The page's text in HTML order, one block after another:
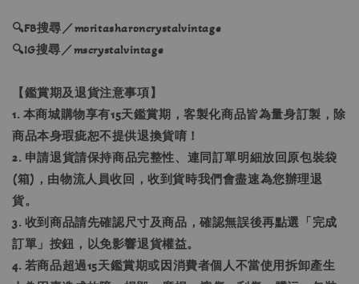
🔍FB搜尋／moritasharoncrystalvintage
🔍IG搜尋／mscrystalvintage
【鑑賞期及退貨注意事項】
1. 本商城購物享有15天鑑賞期，客製化商品皆為量身訂製，除
商品本身瑕疵恕不提供退換貨唷！
2. 申請退貨請保持商品完整性、連同訂單明細放回原包裝袋
(箱)，由物流人員收回，收到貨時我們會盡速為您辦理退
貨。
3. 收到商品請先確認尺寸及商品，確認無誤後再點選「完成
訂單」按鈕，以免影響退貨權益。
4. 若商品超過15天鑑賞期或因消費者個人不當使用拆卸產生